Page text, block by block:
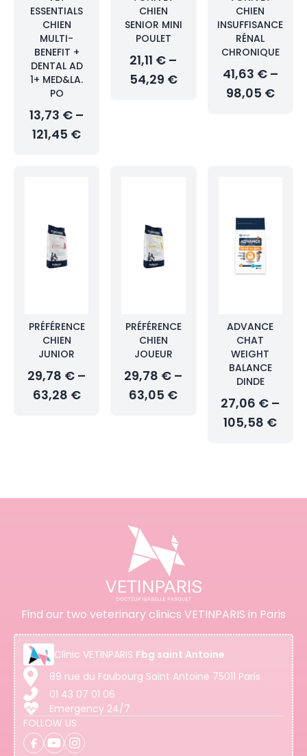
ESSENTIALS
CHIEN
MULTI-
BENEFIT +
DENTAL AD
1+ MED&LA.
PO
13,73 € –
121,45 €
CHIEN
SENIOR MINI
POULET
21,11 € –
54,29 €
CHIEN
INSUFFISANCE
RÉNAL
CHRONIQUE
41,63 € –
98,05 €
PRÉFÉRENCE
CHIEN
JUNIOR
29,78 € –
63,28 €
PRÉFÉRENCE
CHIEN
JOUEUR
29,78 € –
63,05 €
ADVANCE
CHAT
WEIGHT
BALANCE
DINDE
27,06 € –
105,58 €
Find our two veterinary clinics VETINPARIS in Paris
Clinic VETINPARIS Fbg saint Antoine
89 rue du Faubourg Saint Antoine 75011 Paris
01 43 07 01 06
Emergency 24/7
FOLLOW US